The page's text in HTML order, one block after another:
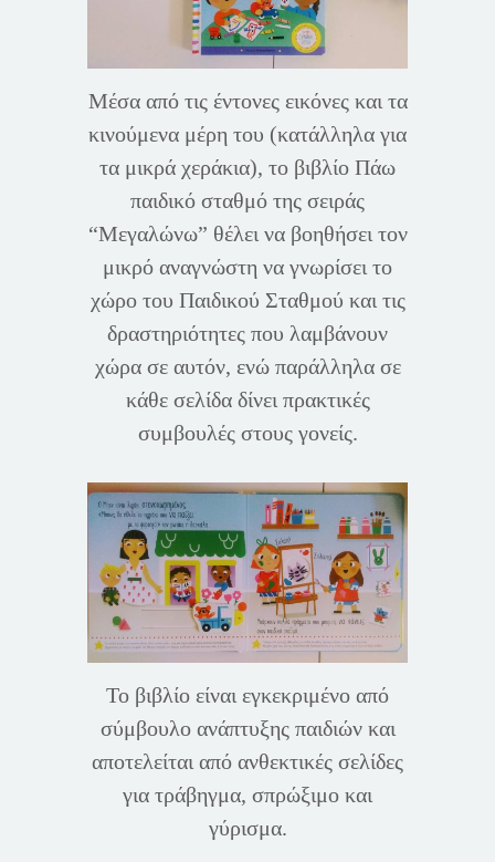
Μέσα από τις έντονες εικόνες και τα
κινούμενα μέρη του (κατάλληλα για
τα μικρά χεράκια), το βιβλίο Πάω
παιδικό σταθμό της σειράς
“Μεγαλώνω” θέλει να βοηθήσει τον
μικρό αναγνώστη να γνωρίσει το
χώρο του Παιδικού Σταθμού και τις
δραστηριότητες που λαμβάνουν
χώρα σε αυτόν, ενώ παράλληλα σε
κάθε σελίδα δίνει πρακτικές
συμβουλές στους γονείς.
Το βιβλίο είναι εγκεκριμένο από
σύμβουλο ανάπτυξης παιδιών και
αποτελείται από ανθεκτικές σελίδες
για τράβηγμα, σπρώξιμο και
γύρισμα.